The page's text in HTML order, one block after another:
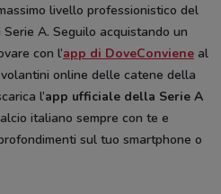
livello professionistico del
A. Seguilo acquistando un
con l’app di DoveConviene al
online delle catene della
l’app ufficiale della Serie A
italiano sempre con te e
sul tuo smartphone o